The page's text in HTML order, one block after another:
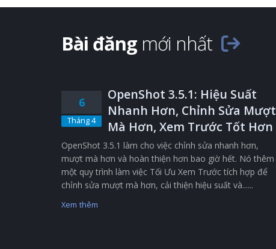
Bài đăng mới nhất
6
Tháng 4
OpenShot 3.5.1: Hiệu Suất
Nhanh Hơn, Chỉnh Sửa Mượt
Mà Hơn, Xem Trước Tốt Hơn
OpenShot 3.5.1 làm cho việc chỉnh sửa nhanh hơn,
mượt mà hơn và hoàn thiện hơn bao giờ hết. Nó thêm
một quy trình làm việc Tối Ưu Xem Trước tích hợp để
chỉnh sửa mượt mà hơn, cải thiện hiệu suất và......
Xem thêm